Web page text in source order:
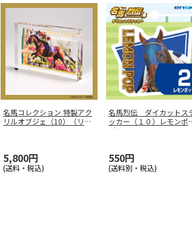
名馬コレクション 特製アク
リルオブジェ（10）（リバ
5,800円
(送料・税込)
名馬烈伝 ダイカットス
ッカー（１０）レモンポ
プ
550円
(送料別・税込)